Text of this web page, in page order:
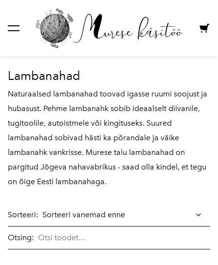
lisati ostukorvi. Vaata ostukorvi
Lambanahad
Naturaalsed lambanahad toovad igasse ruumi soojust ja
hubasust. Pehme lambanahk sobib ideaalselt diivanile,
tugitoolile, autoistmele või kingituseks. Suured
lambanahad sobivad hästi ka põrandale ja väike
lambanahk vankrisse. Murese talu lambanahad on
pargitud Jõgeva nahavabrikus - saad olla kindel, et tegu
on õige Eesti lambanahaga.
Sorteeri:
Otsing: